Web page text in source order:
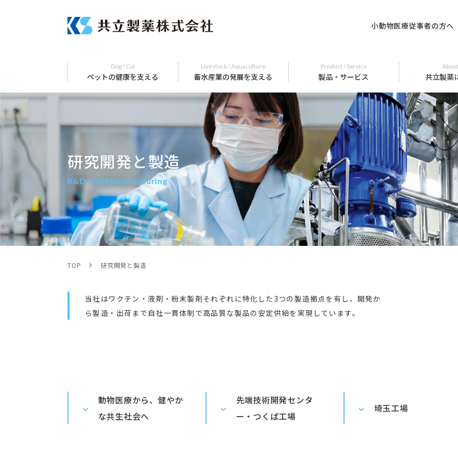
小動物医療従事者の方へ
Dog / Cat
ペットの健康を支える
Livestock / Aquaculture
畜水産業の発展を支える
Product / Service
製品・サービス 共立製薬
研究開発と製造
R&D and Manufacturing
TOP 研究開発と製造
当社はワクチン・液剤・粉末製剤それぞれに特化した3つの製造拠点を有し、開発か
ら製造・出荷まで自社一貫体制で高品質な製品の安定供給を実現しています。
動物医療から、健やか
な共生社会へ
先端技術開発センタ
ー・つくば工場
埼玉工場